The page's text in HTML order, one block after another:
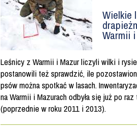
Wielkie
Warmii
Leśnicy z Warmii i Mazur liczyli wilki i
postanowili też sprawdzić, ile
psów można spotkać w lasach.
na Warmii i Mazurach odbyła się już po
(poprzednie w roku 2011 i 2013).